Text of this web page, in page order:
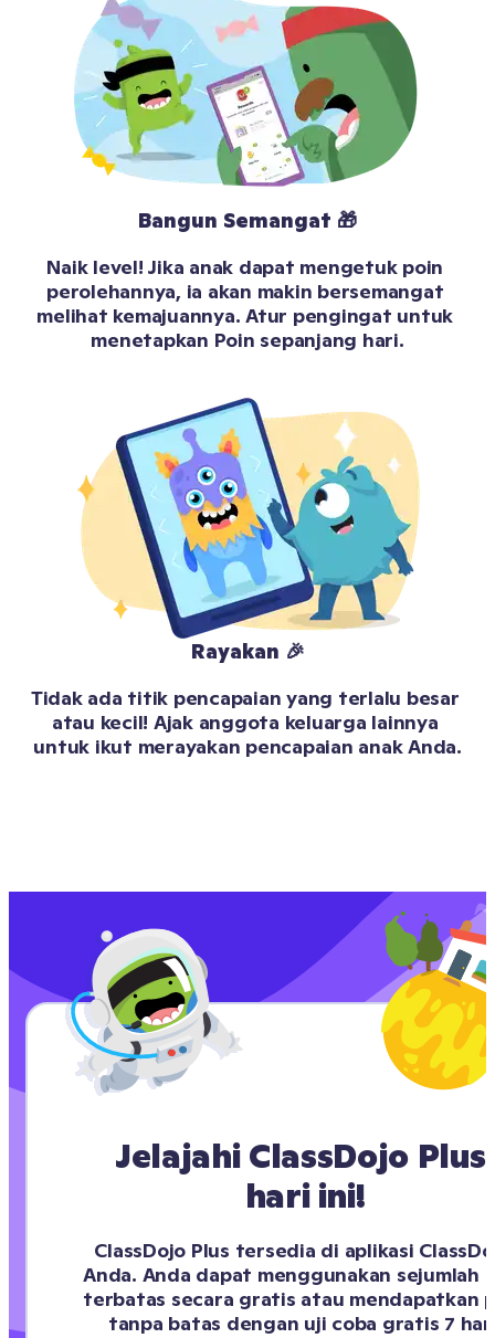
Bangun Semangat 🎁
Naik level! Jika anak dapat mengetuk poin
perolehannya, ia akan makin bersemangat
melihat kemajuannya. Atur pengingat untuk
menetapkan Poin sepanjang hari.
Rayakan 🎉
Tidak ada titik pencapaian yang terlalu besar
atau kecil! Ajak anggota keluarga lainnya
untuk ikut merayakan pencapaian anak Anda.
Jelajahi ClassDojo Plus
hari ini!
ClassDojo Plus tersedia di aplikasi
Anda. Anda dapat menggunakan sejumlah
terbatas secara gratis atau mendapatkan
tanpa batas dengan uji coba gratis 7